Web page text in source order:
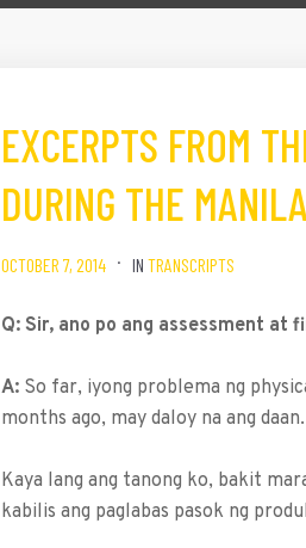
EXCERPTS FROM
DURING THE
OCTOBER 7, 2014 IN TRANSCRIPTS
Q: Sir, ano po ang assessment at
A: So far, iyong problema ng
months ago, may daloy na ang daan.
Kaya lang ang tanong ko, bakit
kabilis ang paglabas pasok ng